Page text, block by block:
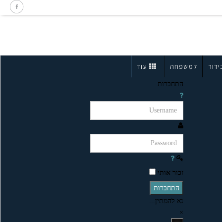
למשפחה עוד
התחברות
זכור אותי
התחברות
נא להמתין...
×